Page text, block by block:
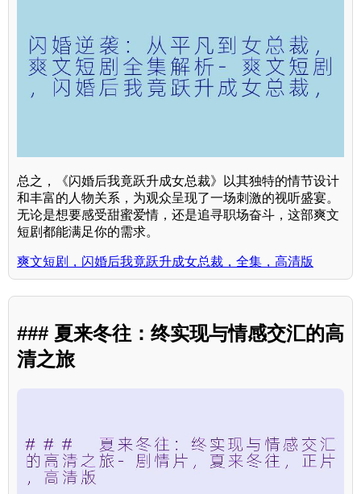
总之，《闪婚后我竟跃升成女总裁》以其独特的情节设计
和丰富的人物关系，为观众呈现了一场刺激的视听盛宴。
无论是想要感受甜蜜爱情，还是追寻职场奋斗，这部爽文
短剧都能满足你的需求。
爽文短剧，闪婚后我竟跃升成女总裁，全集，高清版
### 夏来冬往：终实现与情感交汇的高
清之旅